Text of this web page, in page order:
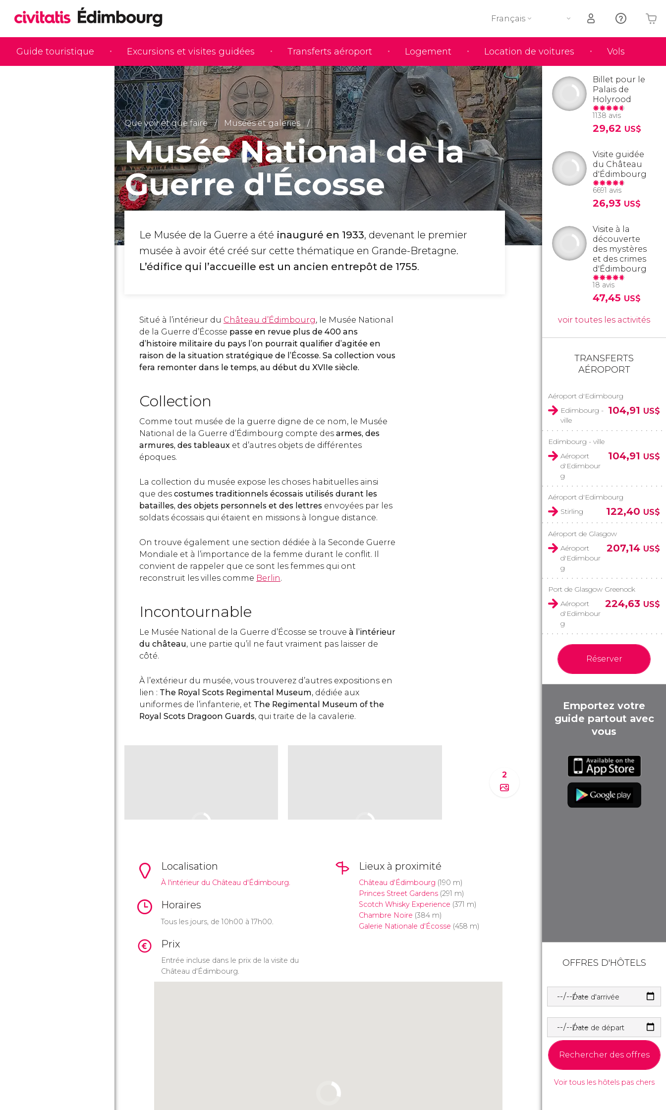
Guide touristique Excursions et visites guidées Transferts aéroport Logement Location de voitures Vols
Français
Votre panier est vide
Que voir et que faire Musées et galeries
Musée National de la
Guerre d'Écosse
Le Musée de la Guerre a été inauguré en 1933, devenant le premier
musée à avoir été créé sur cette thématique en Grande-Bretagne.
L’édifice qui l’accueille est un ancien entrepôt de 1755.
Situé à l’intérieur du Château d’Édimbourg, le Musée National
de la Guerre d’Écosse passe en revue plus de 400 ans
d’histoire militaire du pays l’on pourrait qualifier d’agitée en
raison de la situation stratégique de l’Écosse. Sa collection vous
fera remonter dans le temps, au début du XVIIe siècle.
Collection
Comme tout musée de la guerre digne de ce nom, le Musée
National de la Guerre d’Édimbourg compte des armes, des
armures, des tableaux et d’autres objets de différentes
époques.
La collection du musée expose les choses habituelles ainsi
que des costumes traditionnels écossais utilisés durant les
batailles, des objets personnels et des lettres envoyées par les
soldats écossais qui étaient en missions à longue distance.
On trouve également une section dédiée à la Seconde Guerre
Mondiale et à l’importance de la femme durant le conflit. Il
convient de rappeler que ce sont les femmes qui ont
reconstruit les villes comme Berlin.
Incontournable
Le Musée National de la Guerre d’Écosse se trouve à l’intérieur
du château, une partie qu’il ne faut vraiment pas laisser de
côté.
À l’extérieur du musée, vous trouverez d’autres expositions en
lien : The Royal Scots Regimental Museum, dédiée aux
uniformes de l’infanterie, et The Regimental Museum of the
Royal Scots Dragoon Guards, qui traite de la cavalerie.
2
Localisation
À l'intérieur du Château d'Édimbourg.
Horaires
Tous les jours, de 10h00 à 17h00.
Prix
Entrée incluse dans le prix de la visite du
Château d'Édimbourg.
Lieux à proximité
Château d'Édimbourg (190 m)
Princes Street Gardens(291 m)
Scotch Whisky Experience (371 m)
Chambre Noire (384 m)
Galerie Nationale d'Écosse (458 m)
Billet pour le
Palais de
Holyrood
1138 avis
29,62 US$
Visite guidée
du Château
d'Édimbourg
6691 avis
26,93 US$
Visite à la
découverte
des mystères
et des crimes
d'Édimbourg
18 avis
47,45 US$
voir toutes les activités
TRANSFERTS
AÉROPORT
Aéroport d'Edimbourg
Edimbourg -
ville
104,91 US$
Edimbourg - ville
Aéroport
d'Edimbour
g
104,91 US$
Aéroport d'Edimbourg
Stirling
122,40 US$
Aéroport de Glasgow
Aéroport
d'Edimbour
g
207,14 US$
Port de Glasgow Greenock
Aéroport
d'Edimbour
g
224,63 US$
Réserver
Emportez votre
guide partout avec
vous
OFFRES D'HÔTELS
Date d'arrivée
Date de départ
Rechercher des offres
Voir tous les hôtels pas chers